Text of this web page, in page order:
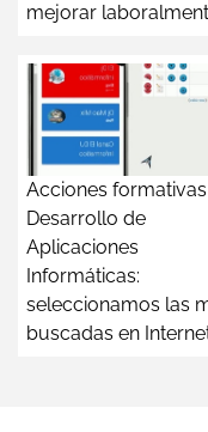
mejorar
Acciones
Desarrollo de
Aplicaciones
Informáticas:
seleccionamos las
buscadas en